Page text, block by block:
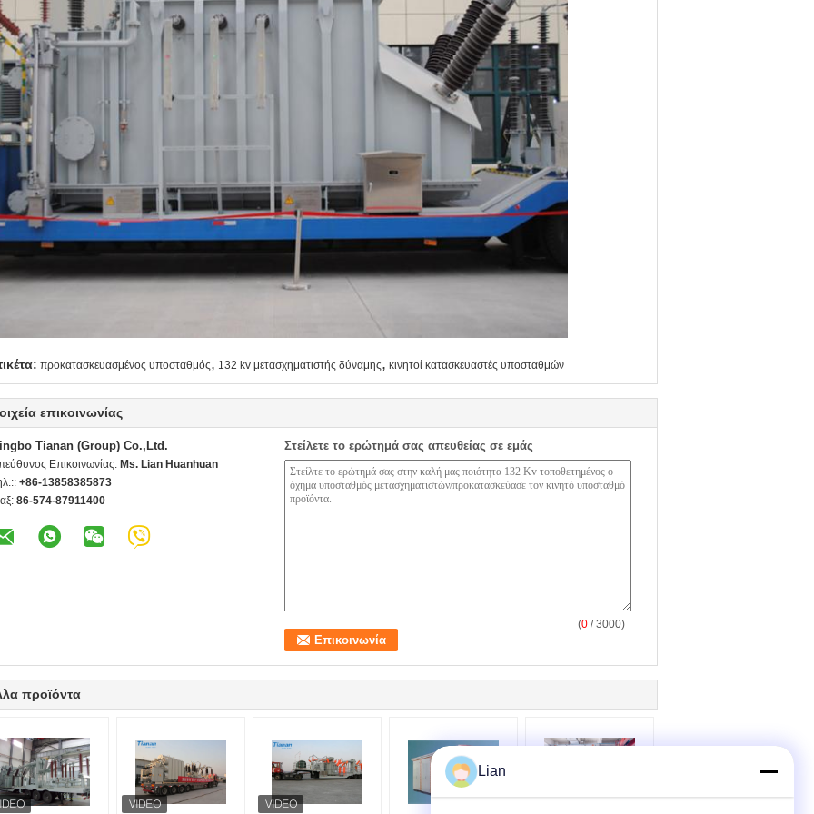
προκατασκευασμένος υποσταθμός, 132 kv μετασχηματιστής δύναμης, κινητοί κατασκευαστές υποσταθμών
επικοινωνίας
Tianan (Group) Co.,Ltd.
Επικοινωνίας: Ms. Lian Huanhuan
+86-13858385873
86-574-87911400
Στείλετε το ερώτημά σας απευθείας σε εμάς
(0 / 3000)
προϊόντα
Lian